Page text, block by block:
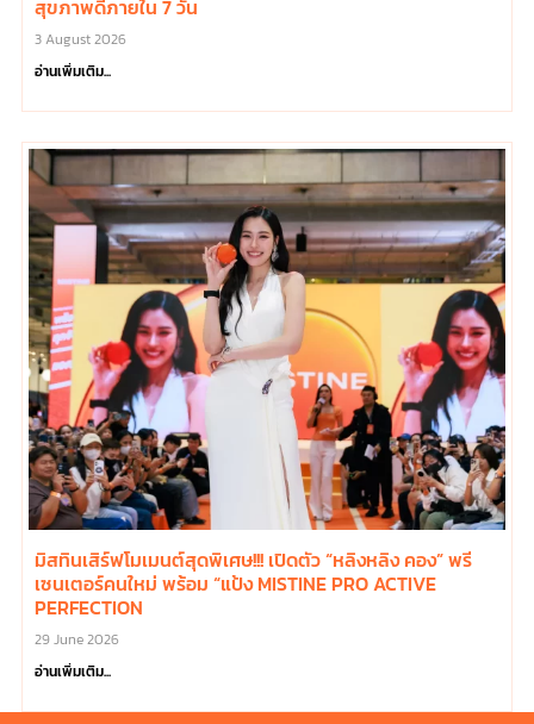
สุขภาพดีภายใน 7 วัน
3 August 2026
อ่านเพิ่มเติม...
มิสทินเสิร์ฟโมเมนต์สุดพิเศษ!!! เปิดตัว “หลิงหลิง คอง” พรี
เซนเตอร์คนใหม่ พร้อม “แป้ง MISTINE PRO ACTIVE
PERFECTION
29 June 2026
อ่านเพิ่มเติม...